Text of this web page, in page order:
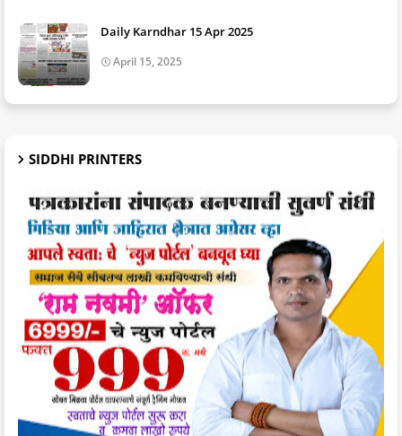
Daily Karndhar 15 Apr 2025
April 15, 2025
SIDDHI PRINTERS